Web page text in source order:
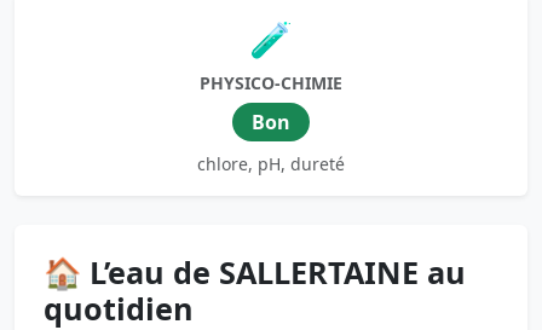
🧪
PHYSICO-CHIMIE
Bon
chlore, pH, dureté
🏠 L’eau de SALLERTAINE au
quotidien